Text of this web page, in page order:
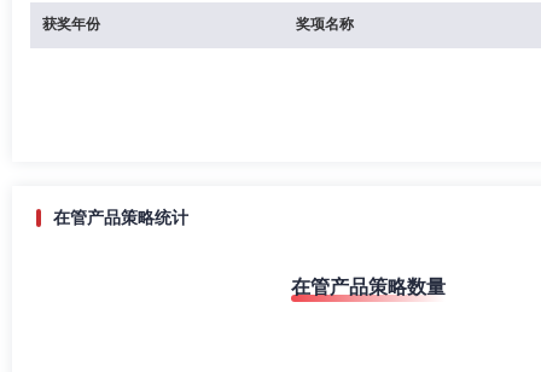
获奖年份 奖项名称
在管产品策略统计
在管产品策略数量